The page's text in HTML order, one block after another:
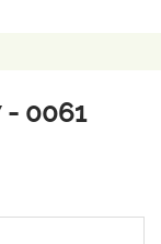
- 0061